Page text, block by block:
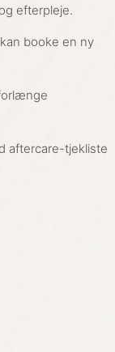
efterpleje.
booke en ny
aftercare-tjekliste